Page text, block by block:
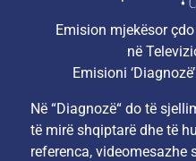
Emision mjekësor
në
Emisioni
Në “Diagnozë“ do të
të mirë shqiptarë dhe të
referenca, videomesazhe